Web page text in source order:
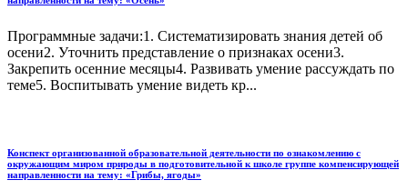
Программные задачи:1. Систематизировать знания детей об
осени2. Уточнить представление о признаках осени3.
Закрепить осенние месяцы4. Развивать умение рассуждать по
теме5. Воспитывать умение видеть кр...
Конспект организованной образовательной деятельности по ознакомлению с
окружающим миром природы в подготовительной к школе группе компенсирующей
направленности на тему: «Грибы, ягоды»